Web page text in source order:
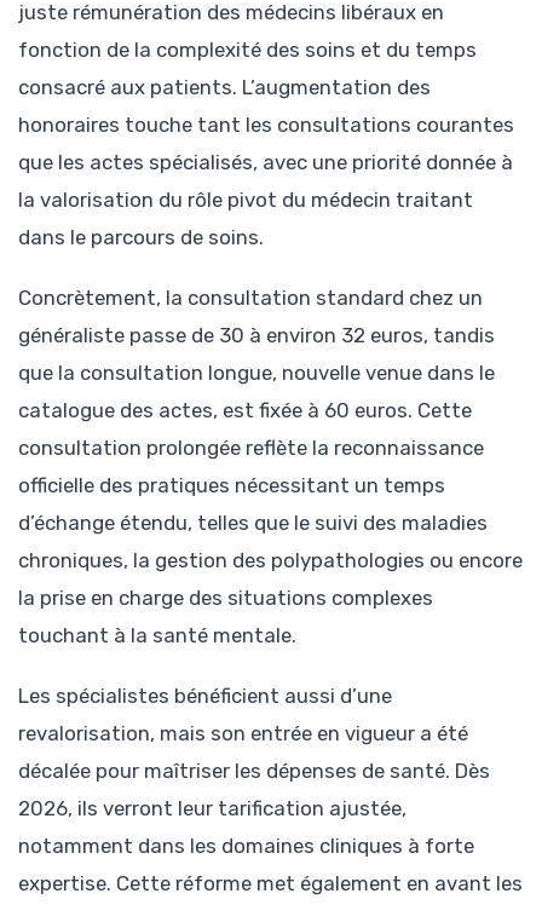
juste rémunération des médecins libéraux en
fonction de la complexité des soins et du temps
consacré aux patients. L’augmentation des
honoraires touche tant les consultations courantes
que les actes spécialisés, avec une priorité donnée à
la valorisation du rôle pivot du médecin traitant
dans le parcours de soins.
Concrètement, la consultation standard chez un
généraliste passe de 30 à environ 32 euros, tandis
que la consultation longue, nouvelle venue dans le
catalogue des actes, est fixée à 60 euros. Cette
consultation prolongée reflète la reconnaissance
officielle des pratiques nécessitant un temps
d’échange étendu, telles que le suivi des maladies
chroniques, la gestion des polypathologies ou encore
la prise en charge des situations complexes
touchant à la santé mentale.
Les spécialistes bénéficient aussi d’une
revalorisation, mais son entrée en vigueur a été
décalée pour maîtriser les dépenses de santé. Dès
2026, ils verront leur tarification ajustée,
notamment dans les domaines cliniques à forte
expertise. Cette réforme met également en avant les